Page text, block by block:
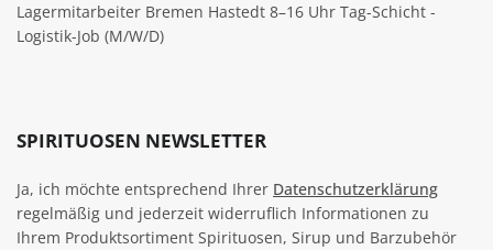
Lagermitarbeiter Bremen Hastedt 8–16 Uhr Tag-Schicht -
Logistik-Job (M/W/D)
SPIRITUOSEN NEWSLETTER
Ja, ich möchte entsprechend Ihrer Datenschutzerklärung
regelmäßig und jederzeit widerruflich Informationen zu
Ihrem Produktsortiment Spirituosen, Sirup und Barzubehör